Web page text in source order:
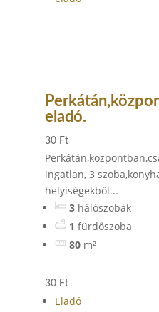
eladó.
30 Ft
ingatlan, 3
helyiségekből...
3 hálószobák
1 fürdőszoba
80 m²
30 Ft
Eladó